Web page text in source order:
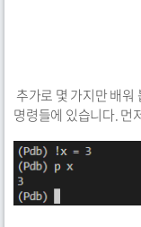
추가로 몇 가지만 배워
명령들에 있습니다. 먼